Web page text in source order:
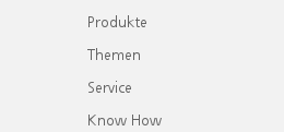
Produkte
Themen
Service
Know How